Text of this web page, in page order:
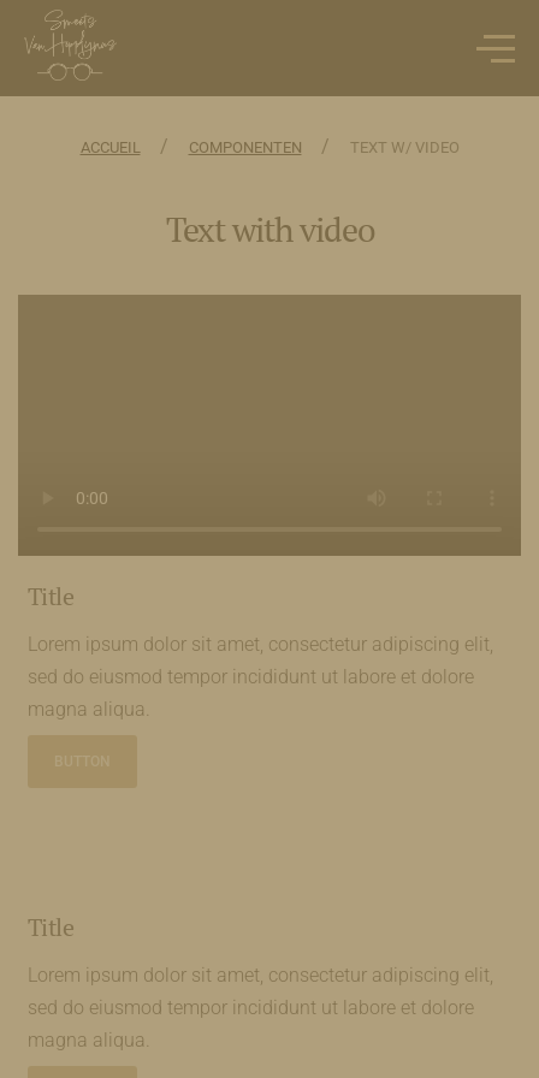
ACCUEIL / COMPONENTEN / TEXT W/ VIDEO
Text with video
Title
Lorem ipsum dolor sit amet, consectetur adipiscing elit,
sed do eiusmod tempor incididunt ut labore et dolore
magna aliqua.
Title
Lorem ipsum dolor sit amet, consectetur adipiscing elit,
sed do eiusmod tempor incididunt ut labore et dolore
magna aliqua.